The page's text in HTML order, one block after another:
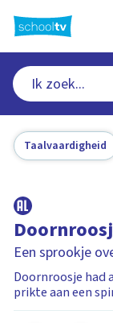
naar
hoofdinhoud
Taalvaardigheid
Een sprookje
Doornroosje had
prikte aan een